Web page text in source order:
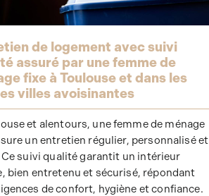
de logement avec suivi
assuré par une femme de
fixe à Toulouse et dans les
villes avoisinantes
et alentours, une femme de ménage
un entretien régulier, personnalisé et
suivi qualité garantit un intérieur
bien entretenu et sécurisé, répondant
de confort, hygiène et confiance.